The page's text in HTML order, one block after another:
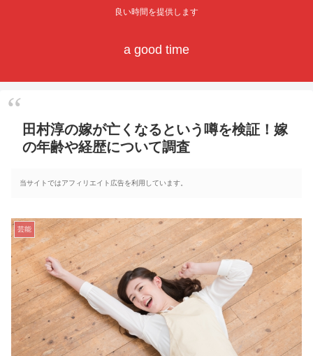
良い時間を提供します
a good time
田村淳の嫁が亡くなるという噂を検証！嫁
の年齢や経歴について調査
当サイトではアフィリエイト広告を利用しています。
芸能